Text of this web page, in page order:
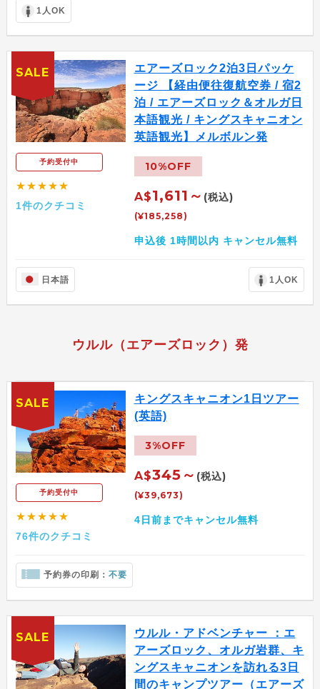
1人OK
予約受付中
★★★★★
1件のクチコミ
エアーズロック2泊3日パッケ
ージ 【経由便往復航空券 / 宿2
泊 / エアーズロック＆オルガ日
本語観光 / キングスキャニオン
英語観光】メルボルン発
10%OFF
A$1,611～ (税込)
(¥185,258)
申込後 1時間以内 キャンセル無料
日本語 1人OK
SALE
ウルル（エアーズロック）発
予約受付中
★★★★★
76件のクチコミ
キングスキャニオン1日ツアー
(英語)
3%OFF
A$345～ (税込)
(¥39,673)
4日前までキャンセル無料
予約券の印刷： 不要
SALE
ウルル・アドベンチャー ：エ
アーズロック、オルガ岩群、キ
ングスキャニオンを訪れる3日
間のキャンプツアー（エアーズ
SALE